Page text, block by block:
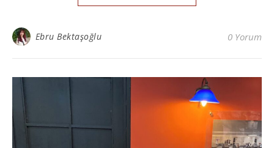
Ebru Bektaşoğlu 0 Yorum